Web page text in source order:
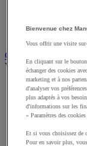
Chauffage
Convoyeur
Voir toute la catégorie
Accessoires
Bille de
Convoyeur à
Convoyeur
Convoyeur
Convoyeur
Bienvenue chez
Vous offrir une visite
En cliquant sur le
échanger des cookies
marketing et à nos
d'analyser vos
plus adaptés à vos
d'informations sur les
« Paramètres des cookies
Et si vous choisissez de
Pour en savoir plus,